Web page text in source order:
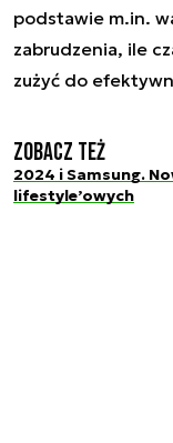
podstawie m.in.
zabrudzenia, ile
zużyć do
Zobacz też
2024 i Samsung.
lifestyle’owych